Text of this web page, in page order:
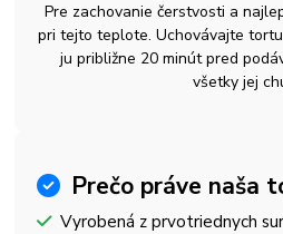
Pre zachovanie čerstvosti a
pri tejto teplote. Uchovávajte
ju približne 20 minút pred
všetky jej
Prečo práve naša
Vyrobená z prvotriednych